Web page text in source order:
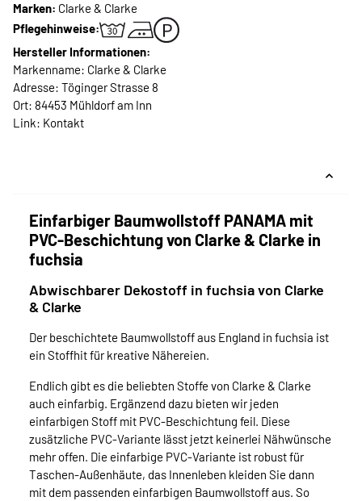
Marken: Clarke & Clarke
Pflegehinweise:
Hersteller Informationen:
Markenname: Clarke & Clarke
Adresse: Töginger Strasse 8
Ort: 84453 Mühldorf am Inn
Link: Kontakt
Einfarbiger Baumwollstoff PANAMA mit
PVC-Beschichtung von Clarke & Clarke in
fuchsia
Abwischbarer Dekostoff in fuchsia von Clarke
& Clarke
Der beschichtete Baumwollstoff aus England in fuchsia ist
ein Stoffhit für kreative Nähereien.
Endlich gibt es die beliebten Stoffe von Clarke & Clarke
auch einfarbig. Ergänzend dazu bieten wir jeden
einfarbigen Stoff mit PVC-Beschichtung feil. Diese
zusätzliche PVC-Variante lässt jetzt keinerlei Nähwünsche
mehr offen. Die einfarbige PVC-Variante ist robust für
Taschen-Außenhäute, das Innenleben kleiden Sie dann
mit dem passenden einfarbigen Baumwollstoff aus. So